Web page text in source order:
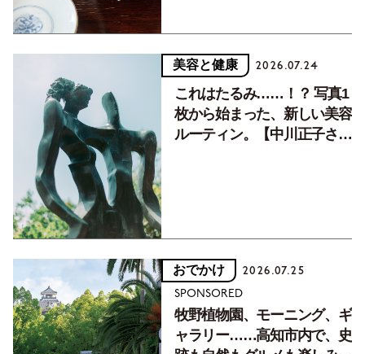
美容と健康 2026.07.24
これはたるみ……！？ 写真1
枚から始まった、新しい美容
ルーティン。【中川正子さん
おでかけ 2026.07.25
SPONSORED
牧野植物園、モーニング、ギ
ャラリー……高知市内で、史